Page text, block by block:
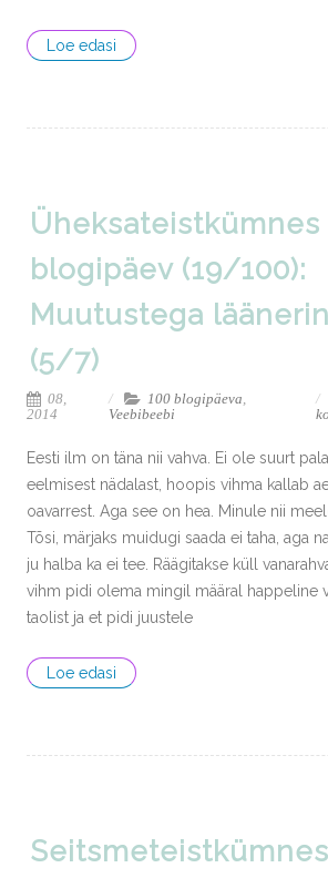
Loe edasi
Üheksateistkümnes
blogipäev (19/100):
Muutustega
(5/7)
08,
2014
100 blogipäeva
Veebibeebi
Eesti ilm on täna nii vahva. Ei ole suurt
eelmisest nädalast, hoopis vihma kallab
oavarrest. Aga see on hea. Minule nii
Tõsi, märjaks muidugi saada ei taha, aga
ju halba ka ei tee. Räägitakse küll
vihm pidi olema mingil määral happeline
taolist ja et pidi juustele
Loe edasi
Seitsmeteistkümnes